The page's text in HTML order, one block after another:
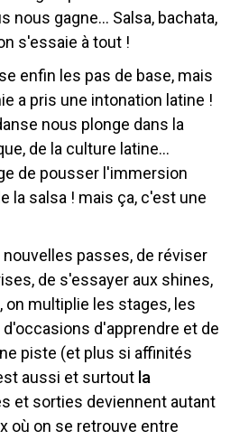
nous gagne... Salsa, bachata,
s'essaie à tout !
enfin les pas de base, mais
a pris une intonation latine !
nous plonge dans la
de la culture latine...
de pousser l'immersion
la salsa ! mais ça, c'est une
passes, de réviser
de s'essayer aux shines,
on multiplie les stages, les
d'apprendre et de
piste (et plus si affinités
aussi et surtout la
et sorties deviennent autant
où on se retrouve entre